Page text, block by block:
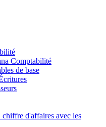
Comptabilité
de base
d'affaires avec les